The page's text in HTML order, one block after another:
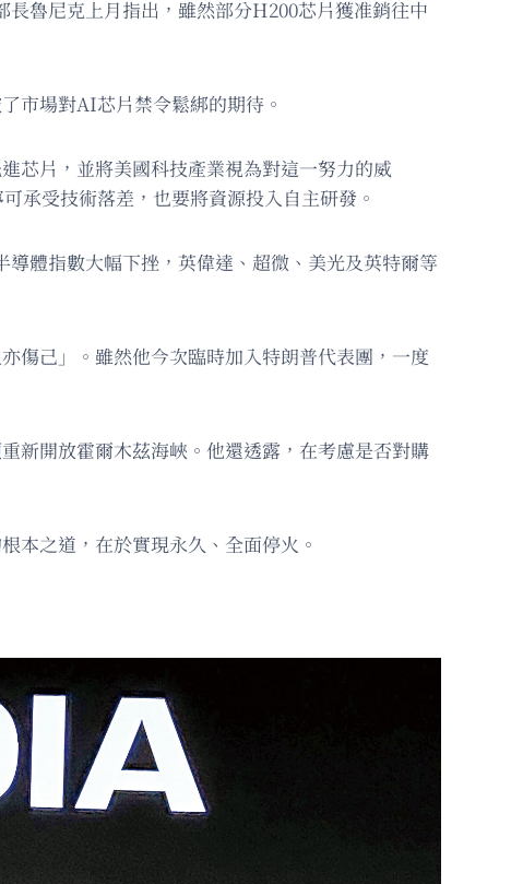
魯尼克上月指出，雖然部分H200芯片獲准銷往中
市場對AI芯片禁令鬆綁的期待。
芯片，並將美國科技產業視為對這一努力的威
承受技術落差，也要將資源投入自主研發。
體指數大幅下挫，英偉達、超微、美光及英特爾等
傷己」。雖然他今次臨時加入特朗普代表團，一度
新開放霍爾木茲海峽。他還透露，在考慮是否對購
本之道，在於實現永久、全面停火。